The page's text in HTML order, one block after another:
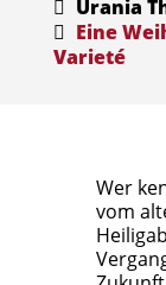
Urania
Eine
Varieté
Wer
vom